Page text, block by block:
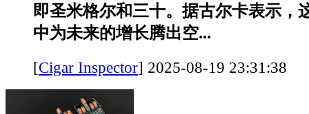
即圣米格尔和三十。据古尔卡表示，
中为未来的增长腾出空...
[Cigar Inspector] 2025-08-19